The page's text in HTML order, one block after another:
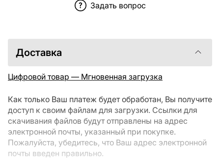
Задать вопрос
Доставка
Цифровой товар — Мгновенная загрузка
Как только Ваш платеж будет обработан, Вы получите
доступ к своим файлам для загрузки. Ссылки для
скачивания файлов будут отправлены на адрес
электронной почты, указанный при покупке.
Пожалуйста, убедитесь, что Ваш адрес электронной
почты введен правильно.